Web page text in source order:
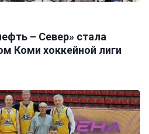
– Север» стала
Коми хоккейной лиги